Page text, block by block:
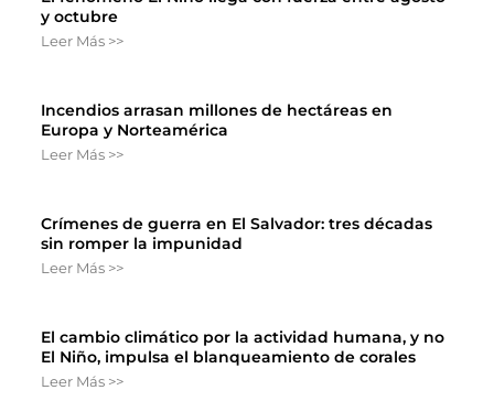
y octubre
Leer Más >>
Incendios arrasan millones de hectáreas en
Europa y Norteamérica
Leer Más >>
Crímenes de guerra en El Salvador: tres décadas
sin romper la impunidad
Leer Más >>
El cambio climático por la actividad humana, y no
El Niño, impulsa el blanqueamiento de corales
Leer Más >>